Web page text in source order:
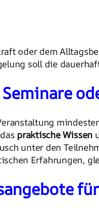
oder dem
soll die
praktische Wissen
unter den
Erfahrungen,